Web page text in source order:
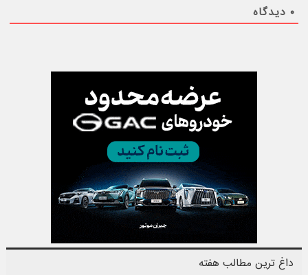
۰ دیدگاه
داغ ترین مطالب هفته